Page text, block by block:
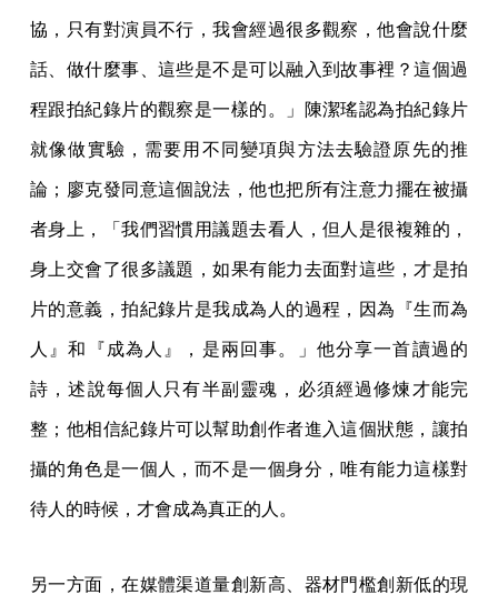
協，只有對演員不行，我會經過很多觀察，他會說什麼
話、做什麼事、這些是不是可以融入到故事裡？這個過
程跟拍紀錄片的觀察是一樣的。」陳潔瑤認為拍紀錄片
就像做實驗，需要用不同變項與方法去驗證原先的推
論；廖克發同意這個說法，他也把所有注意力擺在被攝
者身上，「我們習慣用議題去看人，但人是很複雜的，
身上交會了很多議題，如果有能力去面對這些，才是拍
片的意義，拍紀錄片是我成為人的過程，因為『生而為
人』和『成為人』，是兩回事。」他分享一首讀過的
詩，述說每個人只有半副靈魂，必須經過修煉才能完
整；他相信紀錄片可以幫助創作者進入這個狀態，讓拍
攝的角色是一個人，而不是一個身分，唯有能力這樣對
待人的時候，才會成為真正的人。
另一方面，在媒體渠道量創新高、器材門檻創新低的現